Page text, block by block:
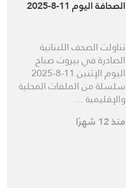
الصحافة اليوم 11-8-2025
تناولت الصحف اللبنانية
الصادرة في بيروت صباح
اليوم الإثنين 11-8-2025
سلسلة من الملفات المحلية
والإقليمية …
منذ 12 شهرًا